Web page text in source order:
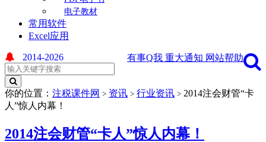
电子教材
常用软件
Excel应用
有事Q我 重大通知 网站帮助
2014-2026
你的位置： 注税课件网 > 资讯 > 行业资讯 > 2014注会财管“卡
人”惊人内幕！
2014注会财管“卡人”惊人内幕！